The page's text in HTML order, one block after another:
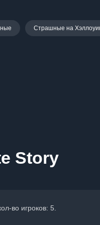
Страшные на
Story
во игроков: 5.